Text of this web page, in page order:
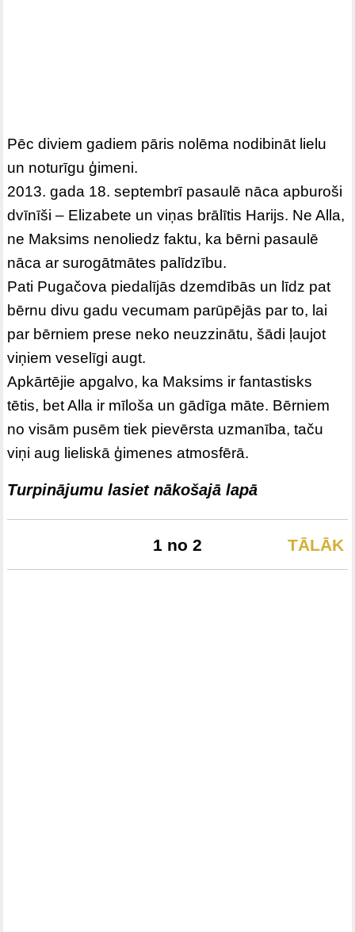
Pēc diviem gadiem pāris nolēma nodibināt lielu
un noturīgu ģimeni.
2013. gada 18. septembrī pasaulē nāca apburoši
dvīnīši – Elizabete un viņas brālītis Harijs. Ne Alla,
ne Maksims nenoliedz faktu, ka bērni pasaulē
nāca ar surogātmātes palīdzību.
Pati Pugačova piedalījās dzemdībās un līdz pat
bērnu divu gadu vecumam parūpējās par to, lai
par bērniem prese neko neuzzinātu, šādi ļaujot
viņiem veselīgi augt.
Apkārtējie apgalvo, ka Maksims ir fantastisks
tētis, bet Alla ir mīloša un gādīga māte. Bērniem
no visām pusēm tiek pievērsta uzmanība, taču
viņi aug lieliskā ģimenes atmosfērā.
Turpinājumu lasiet nākošajā lapā
TĀLĀK
1 no 2